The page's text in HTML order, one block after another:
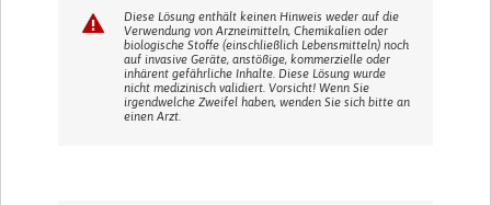
Diese Lösung enthält keinen Hinweis weder auf die
Verwendung von Arzneimitteln, Chemikalien oder
biologische Stoffe (einschließlich Lebensmitteln) noch
auf invasive Geräte, anstößige, kommerzielle oder
inhärent gefährliche Inhalte. Diese Lösung wurde
nicht medizinisch validiert. Vorsicht! Wenn Sie
irgendwelche Zweifel haben, wenden Sie sich bitte an
einen Arzt.